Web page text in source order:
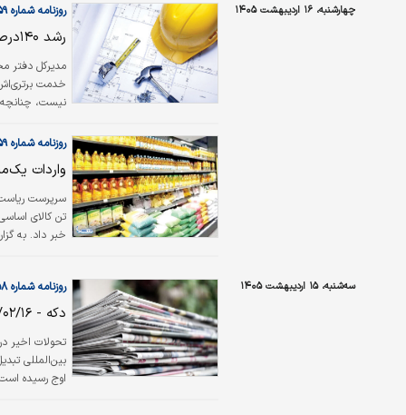
خبرنگاران
چهارشنبه، ۱۶ اردیبهشت ۱۴۰۵ روزنامه شماره ۶۵۵۹
رشد ۱۴۰درصدی صادرات خدمات فنی مهندسی
مدیرکل دفتر
خدمت
نیست،
روزنامه شماره ۶۵۵۹
واردات
سرپرست ریاست
خبر
پایداری زنجیره…
سه‌شنبه، ۱۵ اردیبهشت ۱۴۰۵ روزنامه شماره ۶۵۵۸
دکه - ۱۴۰۵/۰۲/۱۶
تحولات اخیر
بین‌المللی
اوج رسیده